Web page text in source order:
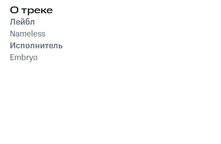
О треке
Лейбл
Nameless
Исполнитель
Embryo